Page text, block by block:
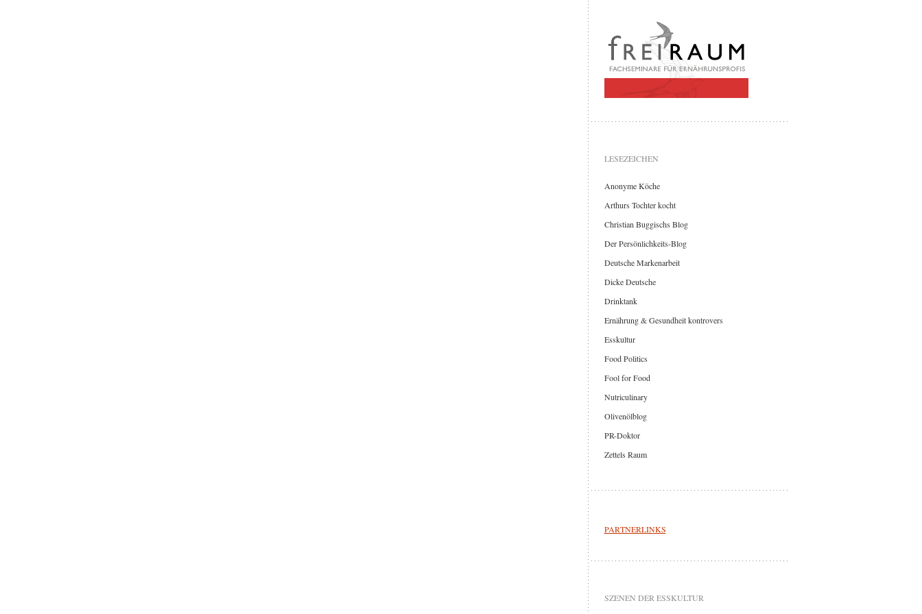
LESEZEICHEN
Anonyme Köche
Arthurs Tochter kocht
Christian Buggischs Blog
Der Persönlichkeits-Blog
Deutsche Markenarbeit
Dicke Deutsche
Drinktank
Ernährung & Gesundheit kontrovers
Esskultur
Food Politics
Fool for Food
Nutriculinary
Olivenölblog
PR-Doktor
Zettels Raum
PARTNERLINKS
SZENEN DER ESSKULTUR